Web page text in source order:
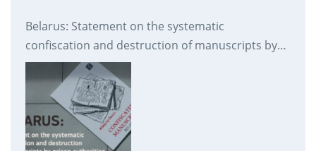
Belarus: Statement on the systematic
confiscation and destruction of manuscripts by
prison authorities